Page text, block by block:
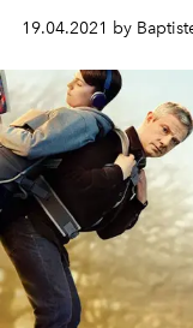
Easttown" cochait
personnalité. Et
19.04.2021 by